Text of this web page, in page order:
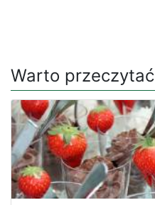
Warto przeczytać